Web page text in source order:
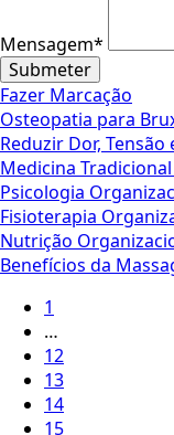
Mensagem*
Submeter
Fazer Marcação
Osteopatia para
Reduzir Dor,
Medicina
Psicologia
Fisioterapia
Nutrição
Benefícios da
1
…
12
13
14
15